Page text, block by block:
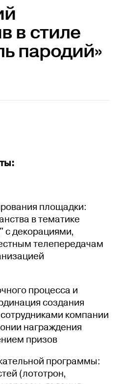
в стиле
пародий»
площадки:
в тематике
с декорациями,
телепередачам
процесса и
создания
компании
награждения
призов
программы:
(лототрон,